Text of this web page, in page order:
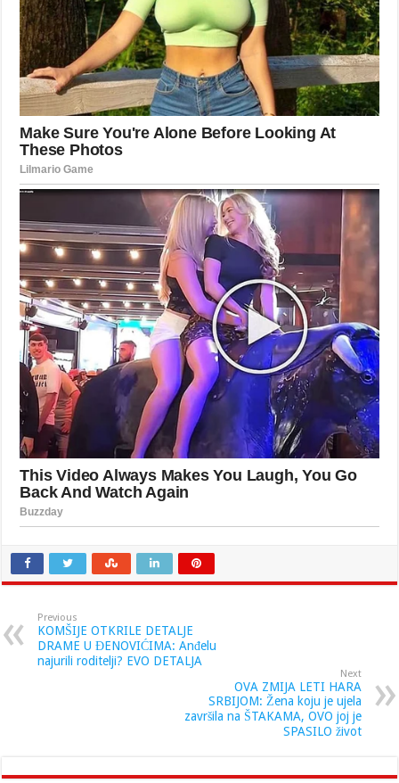
Previous
KOMŠIJE OTKRILE DETALJE
DRAME U ĐENOVIĆIMA: Anđelu
najurili roditelji? EVO DETALJA
Next
OVA ZMIJA LETI HARA
SRBIJOM: Žena koju je ujela
završila na ŠTAKAMA, OVO joj je
SPASILO život